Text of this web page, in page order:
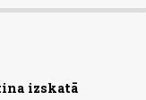
izskatā